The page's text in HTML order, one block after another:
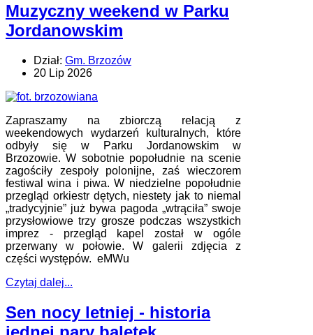
drukarki i pilnowania kilku rzeczy naraz. W InPost Mobile pr
Procesja Bożego Ciała w Brzozowie: Zapraszamy na zdjęcia
oraz krótkie video z dzisiejszej procesji. Wierni tradycyjnie
Wojewódzkie obchody Dnia Strażaka. Nowa strażnica w
Brzozowi : Zapraszamy na relację z odicjalnego otwarcia
70-lecie Brzozowskiego Domu Kultury
obchodów 70. rocznicy utwor
Nauczyciele ZSB w Walencji – Erasmus+ jako przestrzeń
wymian
: W dniach 11 – 17 kwietnia 2026 roku grupa pięciu
nauczycieli Zespołu Szkół Budowlanych ucz
Uroczystość 235. rocznicy uchwalenia Konstytucji 3 Maja -
Po: Zapraszamy na relację z 235. rocznicy uchwalenia
Konstytucji 3 V. Wkrótce więcej, już teraz galeria,
Muzyczny weekend w Parku
Jordanowskim
Dział: Gm. Brzozów
20 Lip 2026
Zapraszamy na zbiorczą relacją z
weekendowych wydarzeń kulturalnych, które
odbyły się w Parku Jordanowskim w
Brzozowie. W sobotnie popołudnie na scenie
zagościły zespoły polonijne, zaś wieczorem
festiwal wina i piwa. W niedzielne popołudnie
przegląd orkiestr dętych, niestety jak to niemal
„tradycyjnie” już bywa pagoda „wtrąciła” swoje
przysłowiowe trzy grosze podczas wszystkich
imprez - przegląd kapel został w ogóle
przerwany w połowie. W galerii zdjęcia z
części występów. eMWu
Czytaj dalej...
Sen nocy letniej - historia